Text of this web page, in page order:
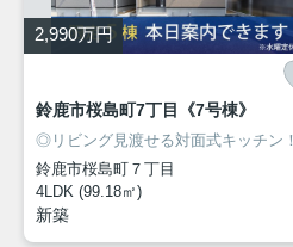
2,990万円
鈴鹿市桜島町7丁目《7号棟》
◎リビング見渡せる対面式キッチン！
鈴鹿市桜島町７丁目
4LDK (99.18㎡)
新築